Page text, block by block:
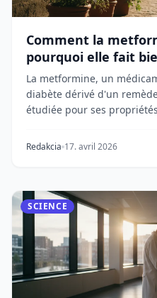
Comment la
pourquoi elle fait
La metformine, un
diabète dérivé d'un
étudiée pour ses
Redakcia 17. avril 2026
SCIENCE